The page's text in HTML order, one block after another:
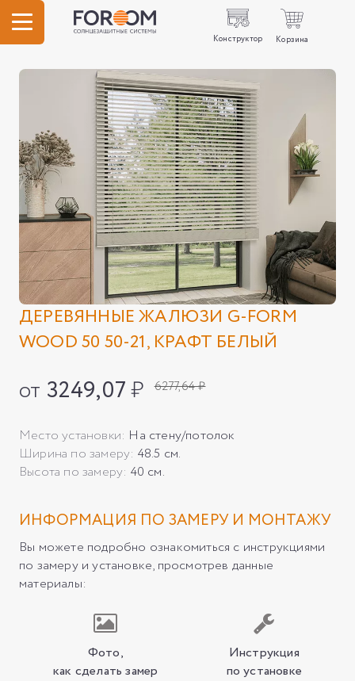
Конструктор Корзина
ДЕРЕВЯННЫЕ ЖАЛЮЗИ G-FORM
WOOD 50 50-21, КРАФТ БЕЛЫЙ
от 3249,07₽ 6277,64 ₽
Место установки: На стену/потолок
Ширина по замеру: 48.5 см.
Высота по замеру: 40 см.
ИНФОРМАЦИЯ ПО ЗАМЕРУ И МОНТАЖУ
Вы можете подробно ознакомиться с инструкциями
по замеру и установке, просмотрев данные
материалы:
Фото,
как сделать замер
Инструкция
по установке